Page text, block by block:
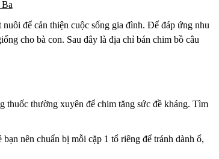
để cản thiện cuộc sống gia đình. Để đáp ứng nhu
cho bà con. Sau đây là địa chỉ bán chim bồ câu
thuốc thường xuyên để chim tăng sức đề kháng. Tìm
nên chuẩn bị mỗi cặp 1 tổ riêng để tránh dành ổ,